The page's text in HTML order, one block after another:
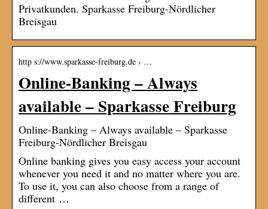
Privatkunden. Sparkasse Freiburg-Nördlicher
Breisgau
http s://www.sparkasse-freiburg.de › …
Online-Banking – Always
available – Sparkasse Freiburg
Online-Banking – Always available – Sparkasse
Freiburg-Nördlicher Breisgau
Online banking gives you easy access your account
whenever you need it and no matter where you are.
To use it, you can also choose from a range of
different …